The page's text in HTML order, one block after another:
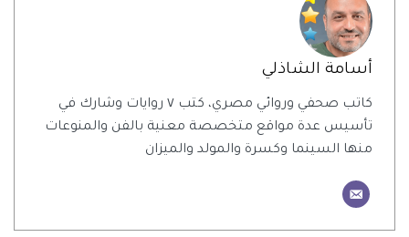
أسامة الشاذلي
كاتب صحفي وروائي مصري، كتب ٧ روايات وشارك في
تأسيس عدة مواقع متخصصة معنية بالفن والمنوعات
منها السينما وكسرة والمولد والميزان